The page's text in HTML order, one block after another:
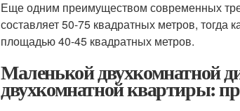
Еще одним преимуществом современных
составляет 50-75 квадратных метров,
площадью 40-45 квадратных метров.
Маленькой двухкомнатной
двухкомнатной квартиры: